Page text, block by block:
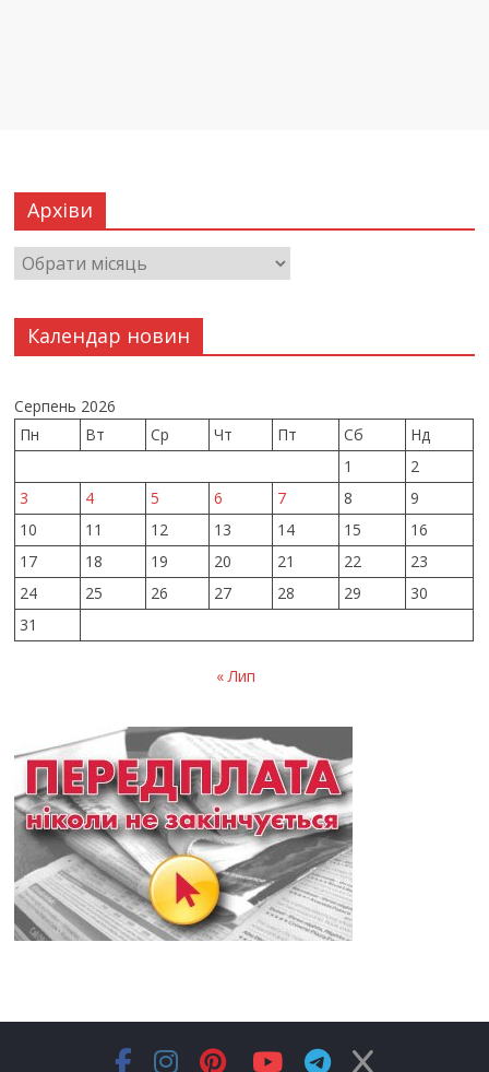
Архіви
Календар новин
Серпень 2026
Пн
Вт Ср Чт Пт Сб
Нд
1
2
3
4 5 6 7 8
9
10
11 12 13 14 15
16
17
18 19 20 21 22
23
24
25 26 27 28 29
30
31
« Лип